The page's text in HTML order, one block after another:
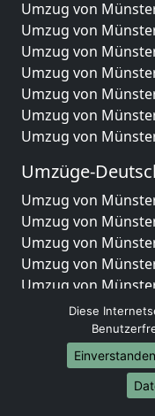
Umzug von
Umzug von
Umzug von
Umzug von
Umzug von
Umzug von
Umzug von
Umzüge-
Umzug von
Umzug von
Umzug von
Umzug von
Umzug von
Umzug von
Umzug von
Umzug von
Umzug von
Umzug von
Diese
Einverstanden